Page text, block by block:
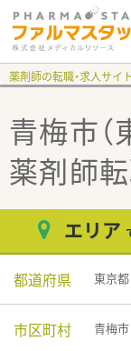
薬剤師の転職・求人サイ
青梅市（
薬剤師
エリア
都道府県 東京都
市区町村 青梅市